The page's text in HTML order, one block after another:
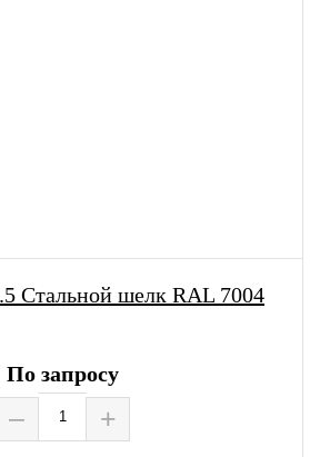
Стальной шелк RAL 7004
По запросу
– +